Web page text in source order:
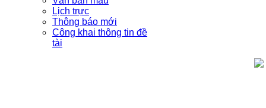
Lịch trực
Thông báo mới
Công khai thông tin đề
tài